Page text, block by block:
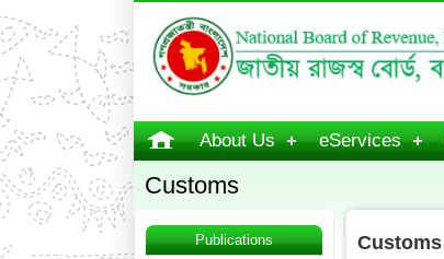
About Us eServices
Customs
Publications Customs